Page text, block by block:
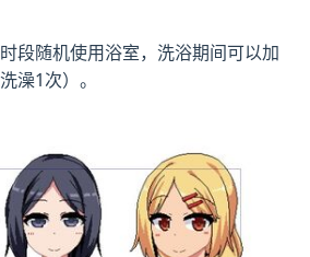
段随机使用浴室，洗浴期间可以加
澡1次）。